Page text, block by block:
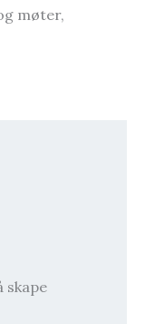
møter,
skape